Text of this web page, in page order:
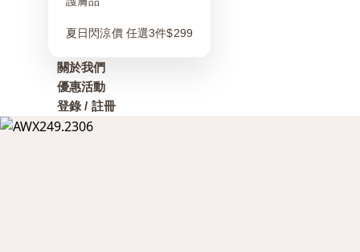
夏日閃涼價 任選3件$299
關於我們
優惠活動
登錄 / 註冊